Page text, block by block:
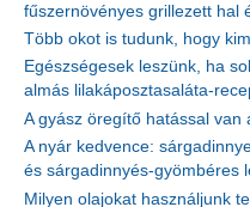
fűszernövényes grillezett hal
Több okot is tudunk, hogy
Egészségesek leszünk, ha
almás lilakáposztasaláta-
A gyász öregítő hatással van
A nyár kedvence:
és sárgadinnyés-gyömbéres
Milyen olajokat használjunk